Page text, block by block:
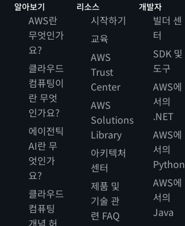
알아보기
AWS란
무엇인가
요?
클라우드
컴퓨팅이
란 무엇
인가요?
에이전틱
AI란 무
엇인가
요?
클라우드
컴퓨팅
리소스
시작하기
교육
AWS
Trust
Center
AWS
Solutions
Library
아키텍처
센터
제품 및
기술 관
련 FAQ
개발자
빌더 센
터
SDK 및
도구
AWS에
서의
.NET
AWS에
서의
Python
AWS에
서의
Java